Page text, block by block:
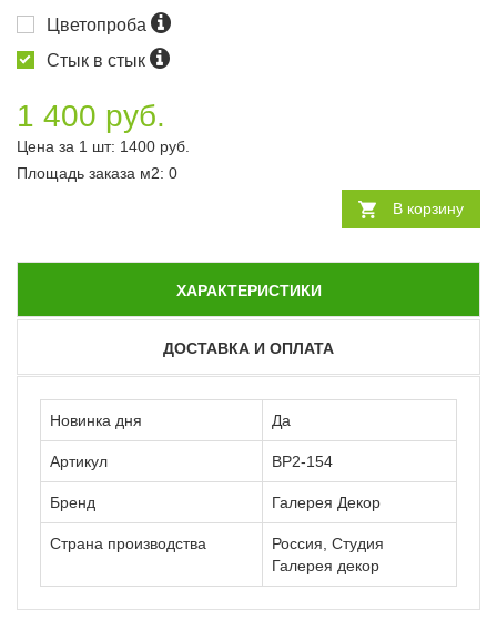
Цветопроба
Стык в стык
1 400 руб.
Цена за 1 шт: 1400 руб.
Площадь заказа м2: 0
В корзину
ХАРАКТЕРИСТИКИ
ДОСТАВКА И ОПЛАТА
Новинка дня Да
Артикул ВР2-154
Бренд Галерея Декор
Страна производства
Россия, Студия
Галерея декор